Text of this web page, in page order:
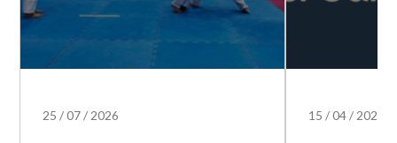
25/07/ 2026 15/04/ 2026